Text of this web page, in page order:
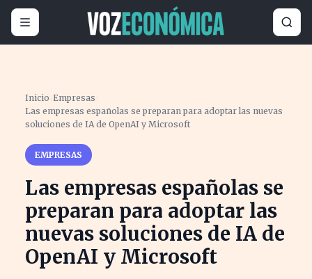
Inicio ›Empresas ›
Las empresas españolas se preparan para adoptar las nuevas
soluciones de IA de OpenAI y Microsoft
EMPRESAS
Las empresas españolas se
preparan para adoptar las
nuevas soluciones de IA de
OpenAI y Microsoft